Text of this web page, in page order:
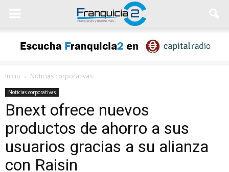
Inicio Noticias corporativas
Noticias corporativas
Bnext ofrece nuevos
productos de ahorro a sus
usuarios gracias a su alianza
con Raisin